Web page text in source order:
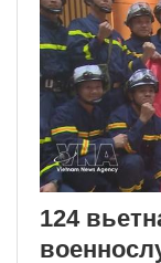
124